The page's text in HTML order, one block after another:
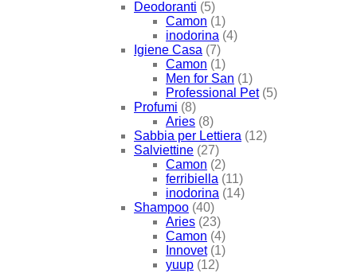
Deodoranti (5)
Camon (1)
inodorina (4)
Igiene Casa (7)
Camon (1)
Men for San (1)
Professional Pet (5)
Profumi (8)
Aries (8)
Sabbia per Lettiera (12)
Salviettine (27)
Camon (2)
ferribiella (11)
inodorina (14)
Shampoo (40)
Aries (23)
Camon (4)
Innovet (1)
yuup (12)